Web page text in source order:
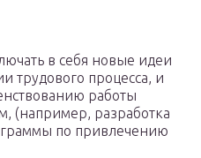
в себя новые идеи
трудового процесса, и
работы
(например, разработка
по привлечению